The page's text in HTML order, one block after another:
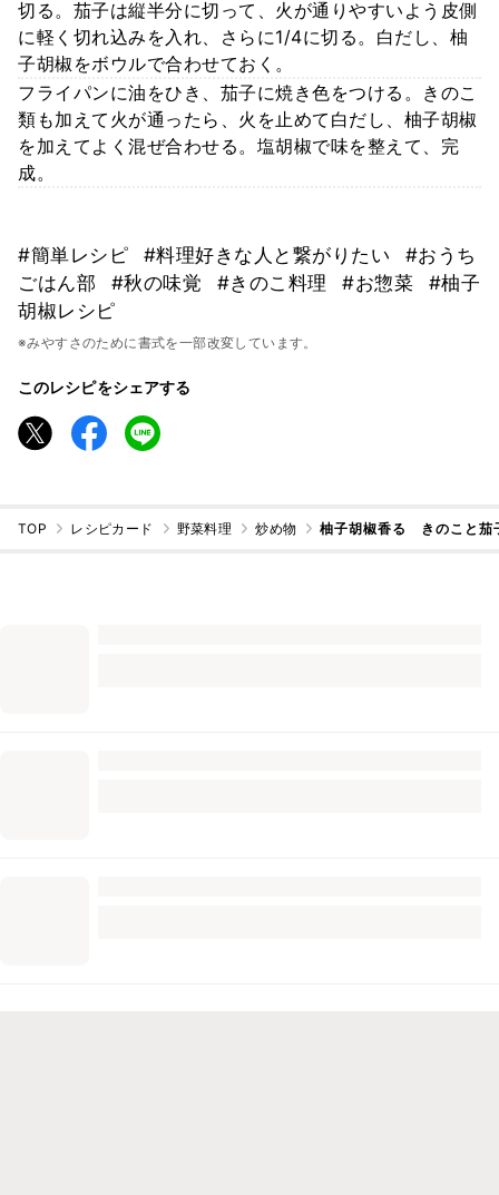
切る。茄子は縦半分に切って、火が通りやすいよう皮側
に軽く切れ込みを入れ、さらに1/4に切る。白だし、柚
子胡椒をボウルで合わせておく。
フライパンに油をひき、茄子に焼き色をつける。きのこ
類も加えて火が通ったら、火を止めて白だし、柚子胡椒
を加えてよく混ぜ合わせる。塩胡椒で味を整えて、完
成。
#簡単レシピ #料理好きな人と繋がりたい
#おうち
ごはん部
#秋の味覚 #きのこ料理 #お惣菜
#柚子
胡椒レシピ
※みやすさのために書式を一部改変しています。
このレシピをシェアする
TOP レシピカード 野菜料理 炒め物 柚子胡椒香る きのこと茄